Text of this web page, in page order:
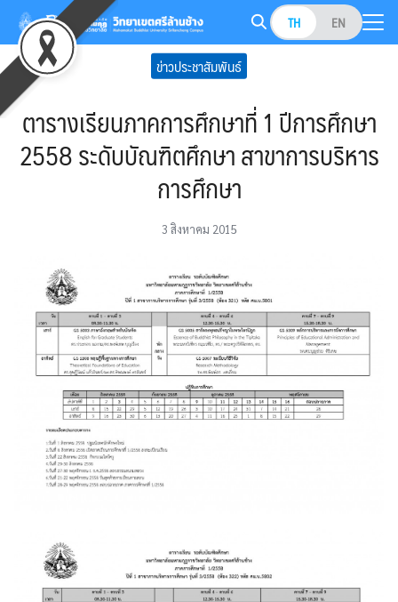
Skip
content
TH EN
Search
for: ข่าวประชาสัมพันธ์
ตารางเรียนภาคการศึกษาที่ 1 ปีการศึกษา
2558 ระดับบัณฑิตศึกษา สาขาการบริหาร
การศึกษา
3 สิงหาคม 2015